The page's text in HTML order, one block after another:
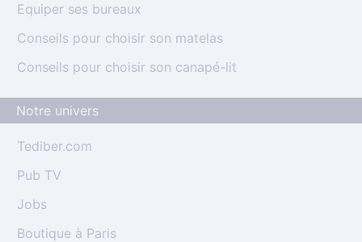
Equiper ses bureaux
Conseils pour choisir son matelas
Conseils pour choisir son canapé-lit
Notre univers
Tediber.com
Pub TV
Jobs
Boutique à Paris